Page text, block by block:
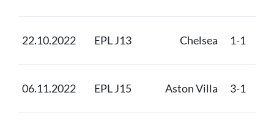
22.10.2022 EPL J13 Chelsea 1-1
06.11.2022 EPL J15 Aston Villa 3-1